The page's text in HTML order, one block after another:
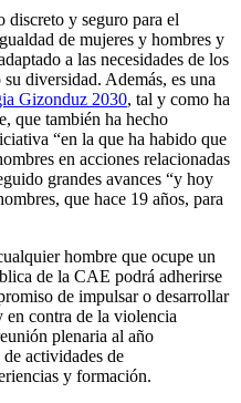
discreto y seguro para el
de mujeres y hombres y
a las necesidades de los
diversidad. Además, es una
Gizonduz 2030, tal y como ha
que también ha hecho
“en la que ha habido que
en acciones relacionadas
grandes avances “y hoy
que hace 19 años, para
hombre que ocupe un
de la CAE podrá adherirse
de impulsar o desarrollar
en contra de la violencia
plenaria al año
actividades de
y formación.